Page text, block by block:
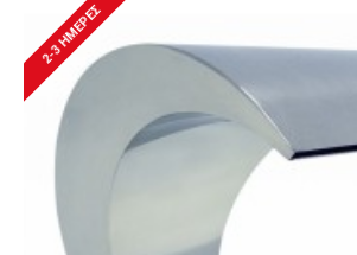
2-3 ΗΜΈΡΕΣ